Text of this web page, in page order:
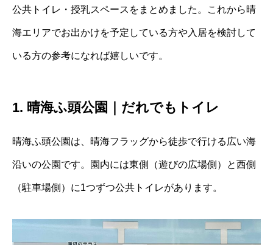
公共トイレ・授乳スペースをまとめました。これから晴
海エリアでお出かけを予定している方や入居を検討して
いる方の参考になれば嬉しいです。
1. 晴海ふ頭公園｜だれでもトイレ
晴海ふ頭公園は、晴海フラッグから徒歩で行ける広い海
沿いの公園です。園内には東側（遊びの広場側）と西側
（駐車場側）に1つずつ公共トイレがあります。